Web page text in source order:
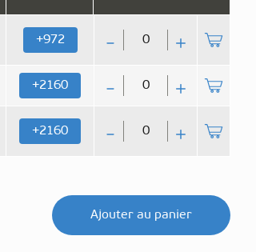
+972
+2160
+2160
Ajouter au panier